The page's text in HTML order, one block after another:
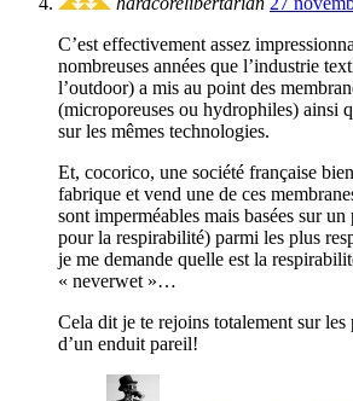
C’est effectivement assez
nombreuses années que l’industrie
l’outdoor) a mis au point des
(microporeuses ou hydrophiles) ainsi
sur les mêmes technologies.
Et, cocorico, une société française
fabrique et vend une de ces
sont imperméables mais basées sur
pour la respirabilité) parmi les plus
je me demande quelle est la
« neverwet »…
Cela dit je te rejoins totalement sur les
d’un enduit pareil!